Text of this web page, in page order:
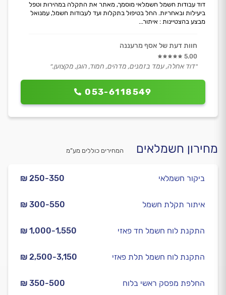
053-6118549
דוד עבודות חשמל חשמלאי מוסמך, מאתר את התקלה במהירות וטפל
ביעילות ובאחריות. החל בטיפול בתקלות ועד לעבודות חשמל, עמנואל
מבצע בהצטיינות : איתור...
חוות דעת של אסף מרעננה
5.00
״דוד אחלה, עמד בזמנים, מדהים, חמוד, הוגן, מקצוען.״
מחירון חשמלאים המחירים כוללים מע”מ
₪ 250-350 ביקור חשמלאי
₪ 300-550 איתור תקלת חשמל
₪ 1,000-1,550 התקנת לוח חשמל חד פאזי
₪ 2,500-3,150 התקנת לוח חשמל תלת פאזי
₪ 350-500 החלפת מפסק ראשי בלוח